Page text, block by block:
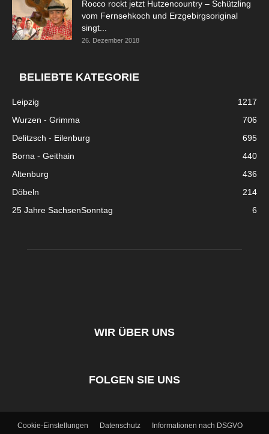
Rocco rockt jetzt Hutzencountry – Schützling
vom Fernsehkoch und Erzgebirgsoriginal
singt...
26. Dezember 2018
BELIEBTE KATEGORIE
Leipzig
1217
Wurzen - Grimma
706
Delitzsch - Eilenburg
695
Borna - Geithain
440
Altenburg
436
Döbeln
214
25 Jahre SachsenSonntag
6
WIR ÜBER UNS
FOLGEN SIE UNS
Cookie-Einstellungen Datenschutz
Informationen nach DSGVO